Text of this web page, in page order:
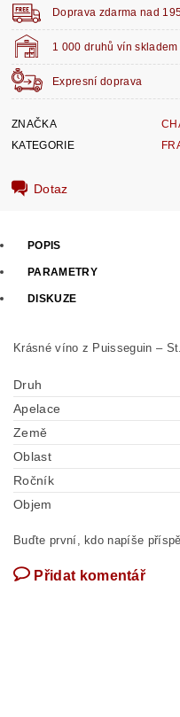
1 000 druhů vín skladem
Expresní doprava
Doprava zdarma nad
ZNAČKA
KATEGORIE
Dotaz
POPIS
PARAMETRY
DISKUZE
Krásné víno z Puisseguin –
Druh
Apelace
Země
Oblast
Ročník
Objem
Buďte první, kdo napíše
Přidat komentář